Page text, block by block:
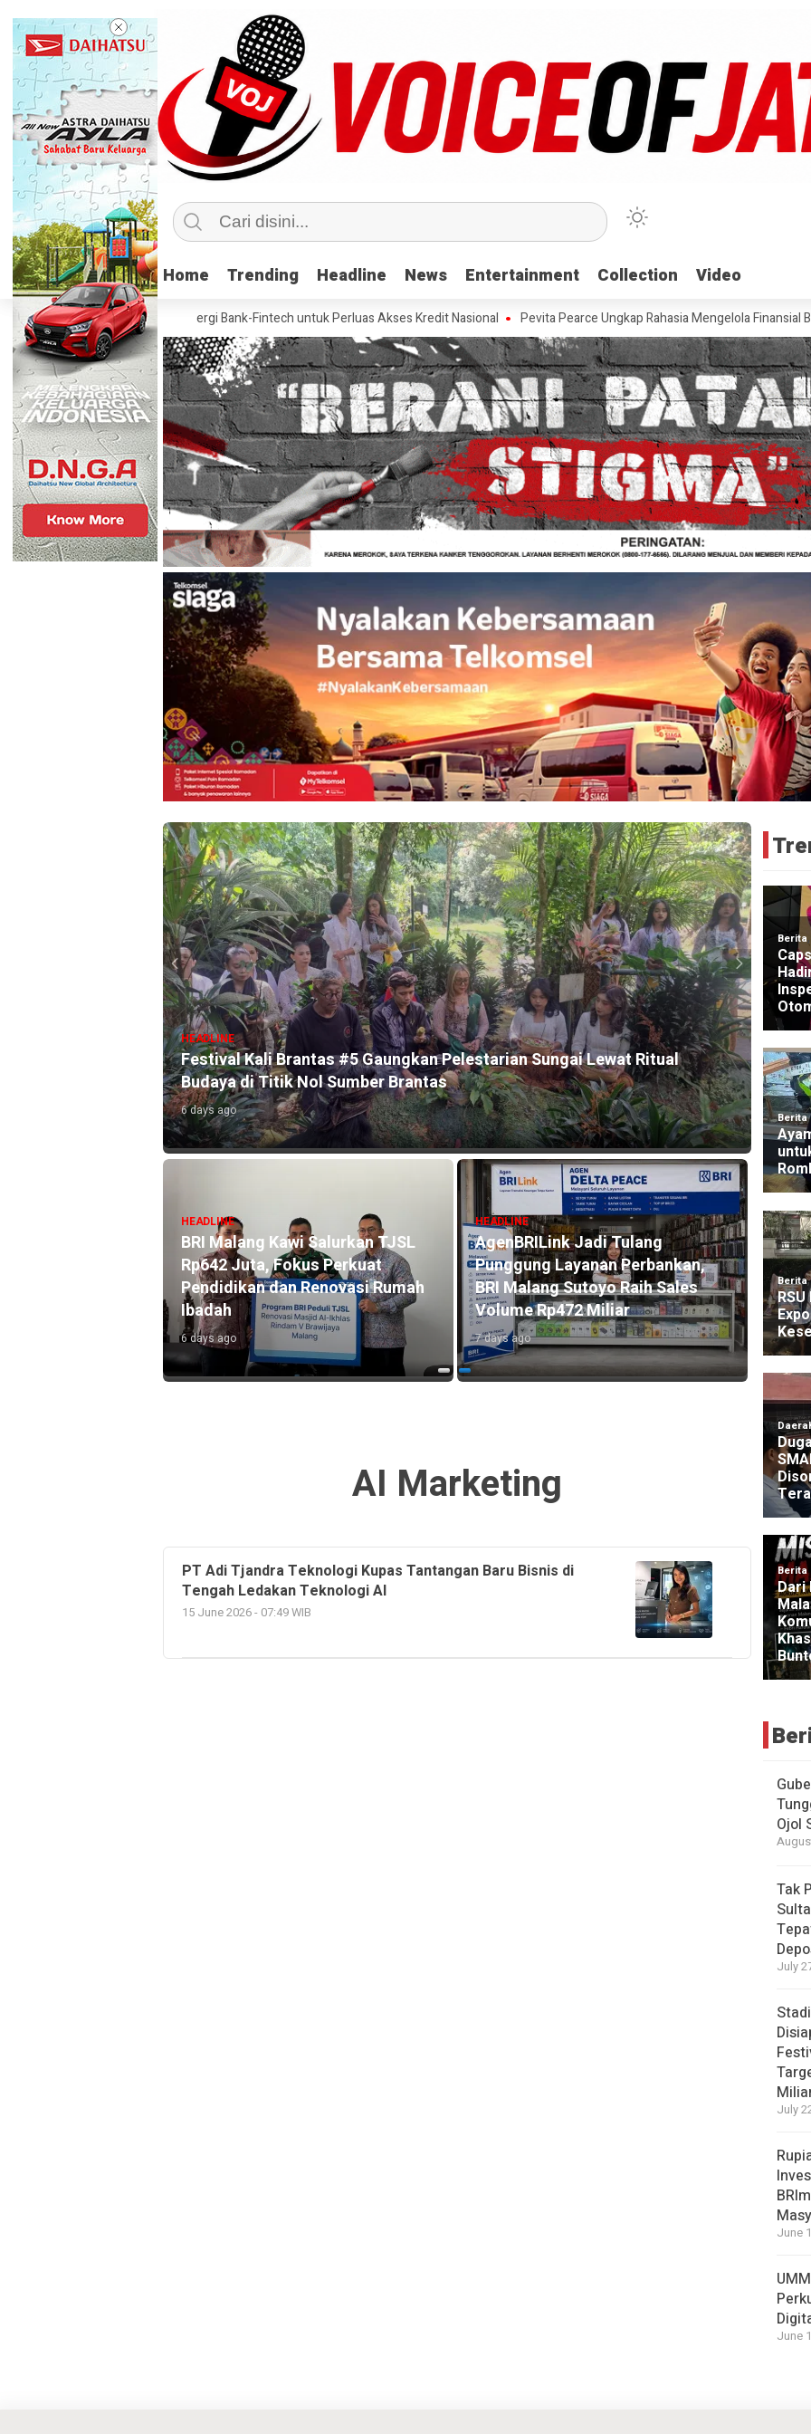
Home Trending Headline News Entertainment Collection Video
Home Trending Headline News Entertainment Collection Video
Pentingnya Sinergi Bank-Fintech untuk Perluas Akses Kredit Nasional Pevita Pearce Ungkap Rahasia Mengelola Finansial Bareng
HEADLINE
Festival Kali Brantas #5 Gaungkan Pelestarian Sungai Lewat Ritual
Budaya di Titik Nol Sumber Brantas
6 days ago
HEADLINE
BRI Malang Kawi Salurkan TJSL
Rp642 Juta, Fokus Perkuat
Pendidikan dan Renovasi Rumah
Ibadah
6 days ago
HEADLINE
AgenBRILink Jadi Tulang
Punggung Layanan Perbankan,
BRI Malang Sutoyo Raih Sales
Volume Rp472 Miliar
7 days ago
2026
2 days
BRI
5 days
AI Marketing
PT Adi Tjandra Teknologi Kupas Tantangan Baru Bisnis di
Tengah Ledakan Teknologi AI
15 June 2026 - 07:49 WIB
Ojol
Tak
July
July
June
June